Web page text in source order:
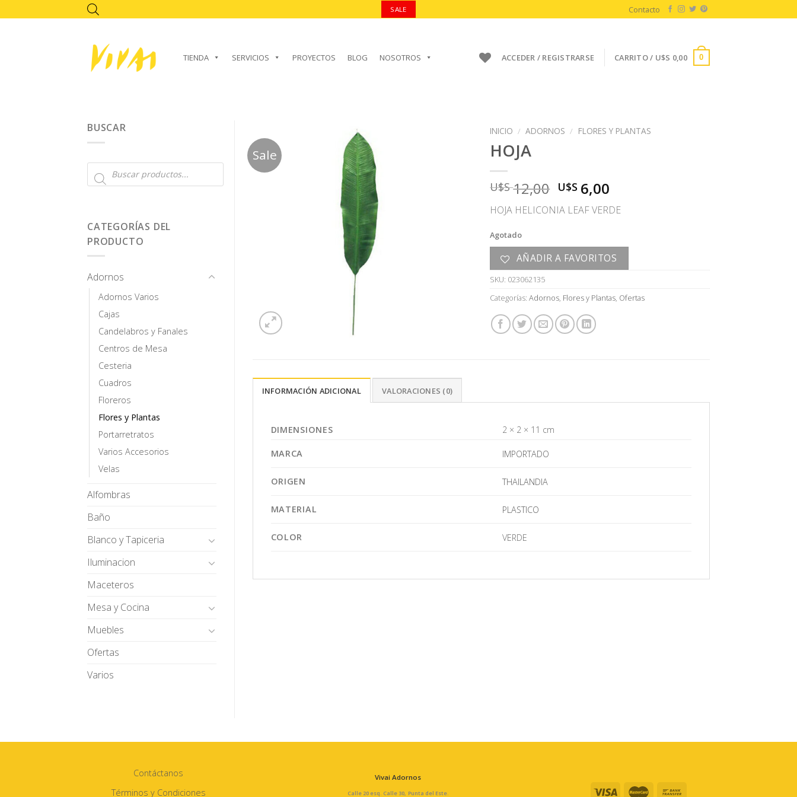
to
SALE Contacto
TIENDA SERVICIOS PROYECTOS BLOG NOSOTROS ACCEDER / REGISTRARSE CARRITO / U$S 0,00 0
BUSCAR
Búsqueda
de
CATEGORÍAS DEL
PRODUCTO
Adornos
Adornos Varios
Cajas
Candelabros y Fanales
Centros de Mesa
Cesteria
Cuadros
Floreros
Flores y Plantas
Portarretratos
Varios Accesorios
Velas
Alfombras
Baño
Blanco y Tapiceria
Iluminacion
Maceteros
Mesa y Cocina
Muebles
Ofertas
Varios
Sale
INICIO / ADORNOS / FLORES Y PLANTAS
HOJA
U$S12,00 El
precio
original
U$S
12,00.
U$S 6,00
precio
actual
U$S
6,00.
HOJA HELICONIA LEAF VERDE
Agotado
AÑADIR A FAVORITOS
SKU: 023062135
Categorías:Adornos, Flores y Plantas, Ofertas
INFORMACIÓN ADICIONAL VALORACIONES (0)
DIMENSIONES 2 × 2 × 11 cm
MARCA IMPORTADO
ORIGEN THAILANDIA
MATERIAL PLASTICO
COLOR VERDE
Contáctanos
Términos y Condiciones
Vivai Adornos
Calle 20 esq. Calle 30, Punta del Este.